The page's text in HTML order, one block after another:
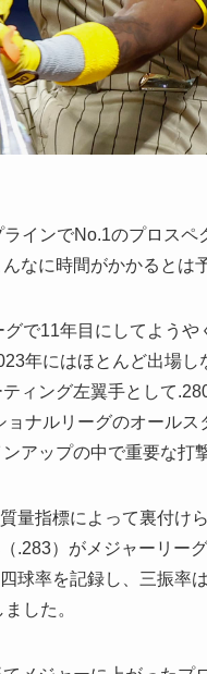
インでNo.1のプロス
なに時間がかかるとは
で11年目にしてよう
年にはほとんど出場
ィング左翼手として
ナルリーグのオール
アップの中で重要な打
量指標によって裏付け
.283）がメジャーリー
球率を記録し、三振率
した。